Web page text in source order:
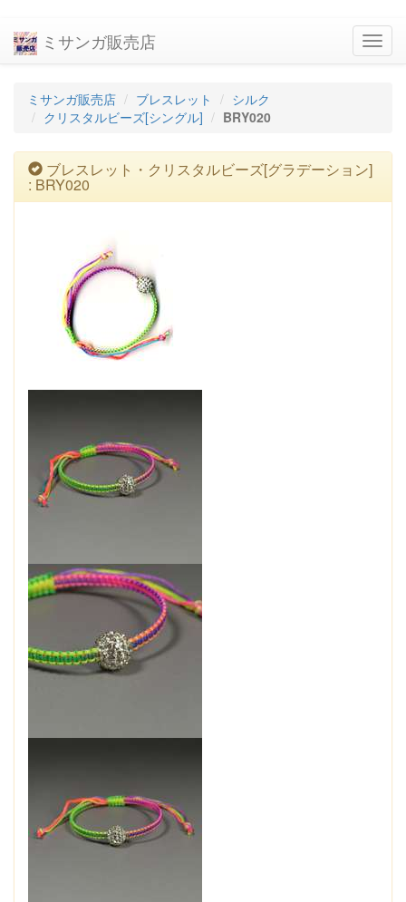
ミサンガ販売店
ミサンガ販売店 ブレスレット
シルク
クリスタルビーズ[シングル]
BRY020
ブレスレット・クリスタルビーズ[グラデーション]
: BRY020